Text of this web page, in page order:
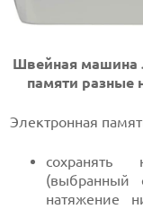
Швейная машина
памяти разные
Электронная
сохранять
(выбранный
натяжение